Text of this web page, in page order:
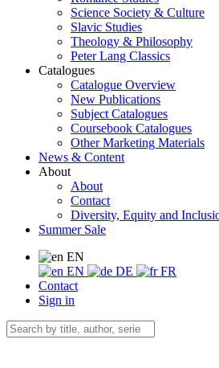
Science Society & Culture
Slavic Studies
Theology & Philosophy
Peter Lang Classics
Catalogues
Catalogue Overview
New Publications
Subject Catalogues
Coursebook Catalogues
Other Marketing Materials
News & Content
About
About
Contact
Diversity, Equity and
Summer Sale
EN
EN
DE
FR
Contact
Sign in